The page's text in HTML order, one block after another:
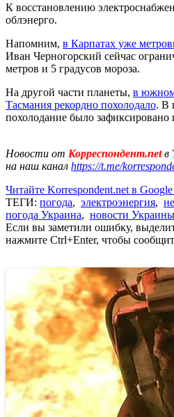
К восстановлению
облэнерго.
Напомним, в Карпатах уже
Иван Черногорский сейчас
метров и 5 градусов мороза.
На другой части планеты, в южном
Тасмания рекордно похолодало. В
похолодание было зафиксировано
Новости от Корреспондент.netв
на наш канал https://t.me/
Читайте Korrespondent.net в
ТЕГИ: погода, электроэнергия,
погода Украина, новости Украины
Если вы заметили ошибку,
нажмите Ctrl+Enter, чтобы